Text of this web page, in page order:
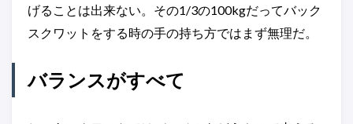
げることは出来ない。その1/3の100kgだってバック
スクワットをする時の手の持ち方ではまず無理だ。
バランスがすべて